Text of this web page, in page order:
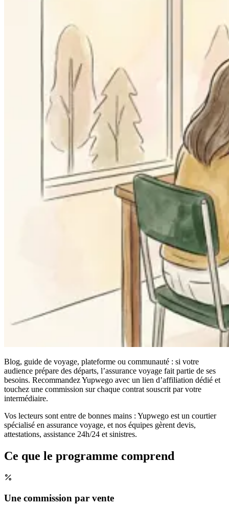
Blog, guide de voyage, plateforme ou communauté : si votre
audience prépare des départs, l’assurance voyage fait partie de ses
besoins. Recommandez Yupwego avec un lien d’affiliation dédié et
touchez une commission sur chaque contrat souscrit par votre
intermédiaire.
Vos lecteurs sont entre de bonnes mains : Yupwego est un courtier
spécialisé en assurance voyage, et nos équipes gèrent devis,
attestations, assistance 24h/24 et sinistres.
Ce que le programme comprend
Une commission par vente